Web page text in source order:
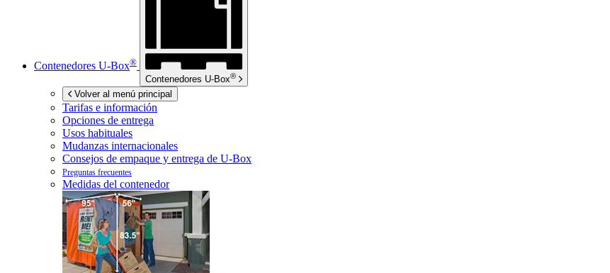
Contenedores U-Box®
Contenedores U-Box®
Volver al menú principal
Tarifas e información
Opciones de entrega
Usos habituales
Mudanzas internacionales
Consejos de empaque y entrega de U-Box
Preguntas frecuentes
Medidas del contenedor